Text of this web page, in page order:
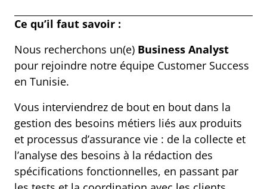
Ce qu’il faut savoir :
Nous recherchons un(e) Business Analyst
pour rejoindre notre équipe Customer Success
en Tunisie.
Vous interviendrez de bout en bout dans la
gestion des besoins métiers liés aux produits
et processus d’assurance vie : de la collecte et
l’analyse des besoins à la rédaction des
spécifications fonctionnelles, en passant par